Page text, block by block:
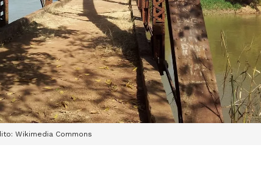
Wikimedia Commons